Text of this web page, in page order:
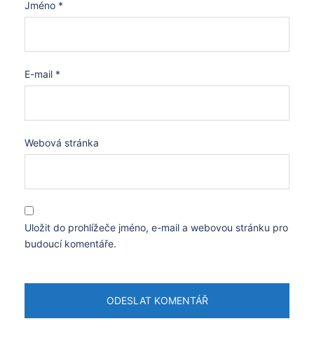
Jméno *
E-mail *
Webová stránka
Uložit do prohlížeče jméno, e-mail a webovou stránku pro
budoucí komentáře.